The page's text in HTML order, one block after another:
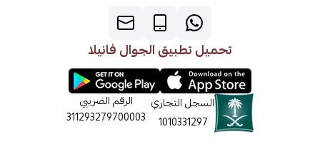
تحميل تطبيق الجوال فانيلا
السجل التجاري
1010331297
الرقم الضريبي
311293279700003